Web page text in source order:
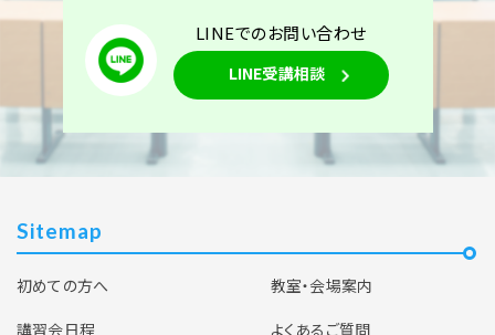
LINEでのお問い合わせ
LINE受講相談
Sitemap
初めての方へ
教室・会場案内
講習会日程
よくあるご質問